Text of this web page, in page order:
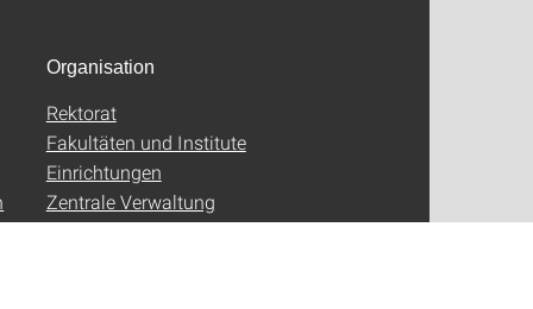
Organisation
Rektorat
Fakultäten und Institute
Einrichtungen
Zentrale Verwaltung